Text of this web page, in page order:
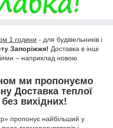
1 години - для будівельників і
Запоріжжя! Доставка в інші
– наприклад новою
ми пропонуємо
Доставка теплої
вихідних!
пропонує найбільший у